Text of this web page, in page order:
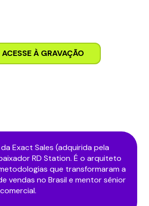
ACESSE À GRAVAÇÃO
Exact Sales (adquirida pela
RD Station. É o arquiteto
que transformaram a
vendas no Brasil e mentor sênior